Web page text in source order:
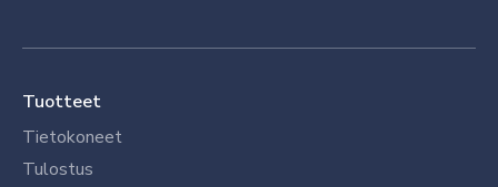
Tuotteet
Tietokoneet
Tulostus